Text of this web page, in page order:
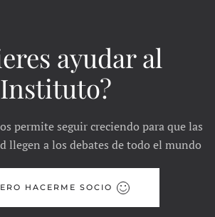
ayudar al
Instituto?
permite seguir creciendo para que las
llegen a los debates de todo el mundo
HACERME SOCIO